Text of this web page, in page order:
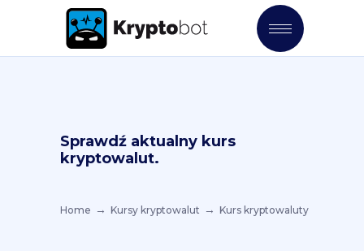
Sprawdź aktualny kurs
kryptowalut.
Home Kursy kryptowalut Kurs kryptowaluty